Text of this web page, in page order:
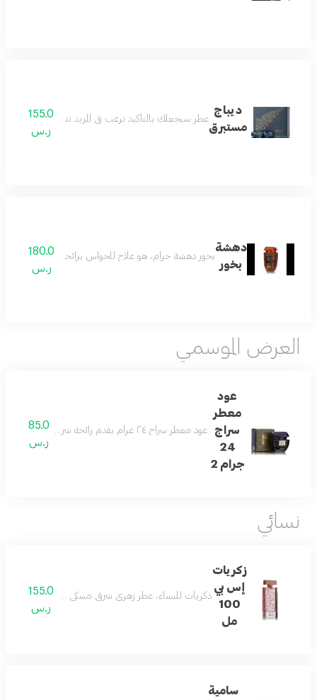
ديباج
مستبرق
عطر سيجعلك بالتأكيد ترغب في المزيد تتضمن النوتات
155.0
ر.س
دهشة
بخور
بخور دهشة جرام، هو علاج للحواس برائحة شرقية جلدية
180.0
ر.س
العرض الموسمي
عود
معطر
سراج
24
جرام 2
عود معطر سراج ٢٤ غرام يقدم رائحة شرقية زهرية عنبرية مهدئة، مع نفحات عليا من الحمضيات، وخشب غني، وكراميل، وعنبر، ومسك، وفانيليا
85.0
ر.س
نسائي
زكريات
إس بي
100
مل
ذكريات للنساء، عطر زهري شرقي مسكي مع الورد،155.0
ر.س
سامية